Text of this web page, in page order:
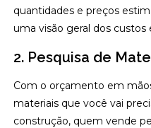
quantidades e preços
uma visão geral dos custos
2. Pesquisa de
Com o orçamento em
materiais que você vai
construção, quem vende